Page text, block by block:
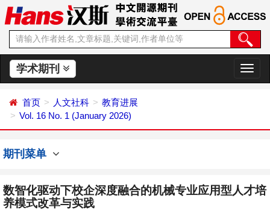
学术期刊
切
换
首页 人文社科
教育进展
Vol. 16 No. 1 (January 2026)
期刊菜单
数智化驱动下校企深度融合的机械专业应用型人才培
养模式改革与实践